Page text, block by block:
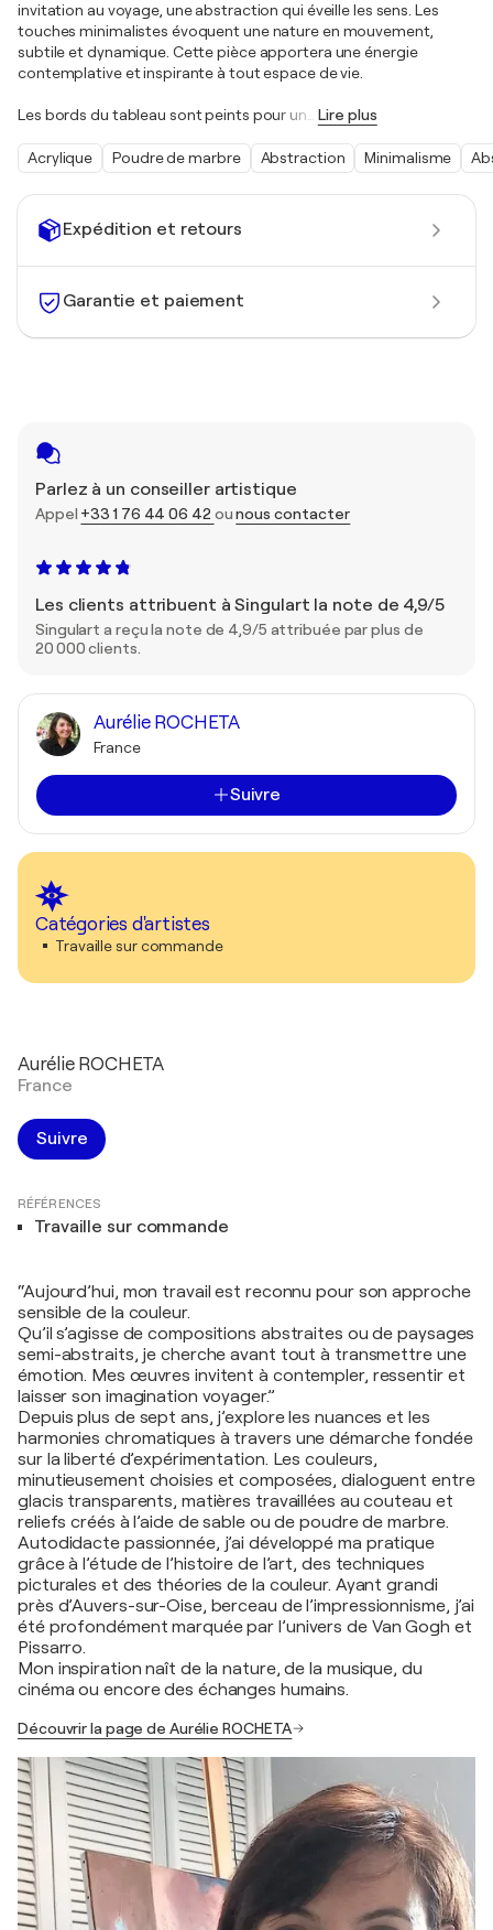
Expédition et retours
Garantie et paiement
Parlez à un conseiller artistique
Appel +33 1 76 44 06 42 ounous contacter
Les clients attribuent à Singulart la note de 4,9/5
Singulart a reçu la note de 4,9/5 attribuée par plus de
20 000 clients.
Aurélie ROCHETA
France
Suivre
Catégories d'artistes
Travaille sur commande
invitation au voyage, une abstraction qui éveille les sens. Les
touches minimalistes évoquent une nature en mouvement,
subtile et dynamique. Cette pièce apportera une énergie
contemplative et inspirante à tout espace de vie.
Les bords du tableau sont peints pour un Lire plus
Acrylique Poudre de marbre Abstraction Minimalisme
Aurélie ROCHETA
France
Suivre
RÉFÉRENCES
Travaille sur commande
“Aujourd’hui, mon travail est reconnu pour son approche
sensible de la couleur.
Qu’il s’agisse de compositions abstraites ou de paysages
semi-abstraits, je cherche avant tout à transmettre une
émotion. Mes œuvres invitent à contempler, ressentir et
laisser son imagination voyager.”
Depuis plus de sept ans, j’explore les nuances et les
harmonies chromatiques à travers une démarche fondée
sur la liberté d’expérimentation. Les couleurs,
minutieusement choisies et composées, dialoguent entre
glacis transparents, matières travaillées au couteau et
reliefs créés à l’aide de sable ou de poudre de marbre.
Autodidacte passionnée, j’ai développé ma pratique
grâce à l’étude de l’histoire de l’art, des techniques
picturales et des théories de la couleur. Ayant grandi
près d’Auvers-sur-Oise, berceau de l’impressionnisme, j’ai
été profondément marquée par l’univers de Van Gogh et
Pissarro.
Mon inspiration naît de la nature, de la musique, du
cinéma ou encore des échanges humains.
Découvrir la page de Aurélie ROCHETA